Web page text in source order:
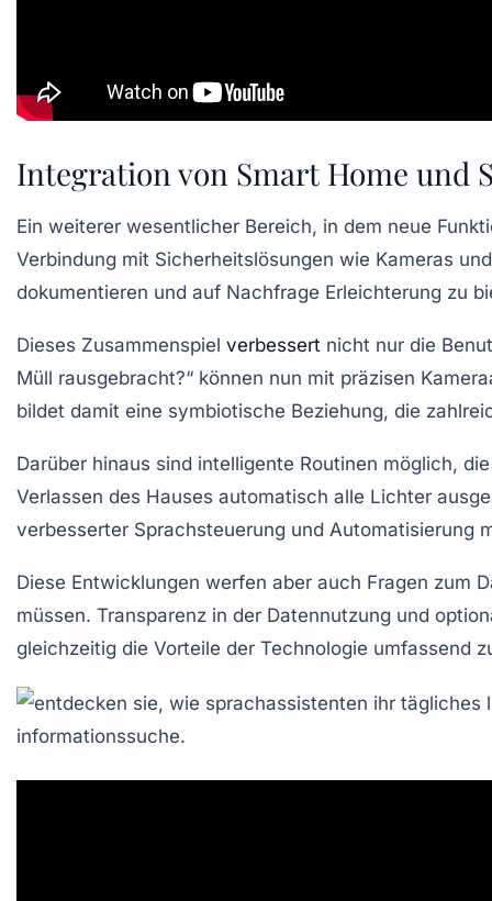
Integration von Smart Home
Ein weiterer wesentlicher Bereich, in dem neue
Verbindung mit Sicherheitslösungen wie Kameras
dokumentieren und auf Nachfrage Erleichterung zu
Dieses Zusammenspiel verbessert nicht nur die
Müll rausgebracht?“ können nun mit präzisen
bildet damit eine symbiotische Beziehung, die
Darüber hinaus sind intelligente Routinen möglich,
Verlassen des Hauses automatisch alle Lichter
verbesserter Sprachsteuerung und Automatisierung
Diese Entwicklungen werfen aber auch Fragen zum
müssen. Transparenz in der Datennutzung und
gleichzeitig die Vorteile der Technologie umfassend